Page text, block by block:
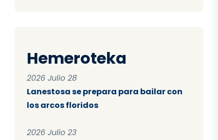
Hemeroteka
2026 Julio 28
Lanestosa se prepara para bailar con
los arcos floridos
2026 Julio 23